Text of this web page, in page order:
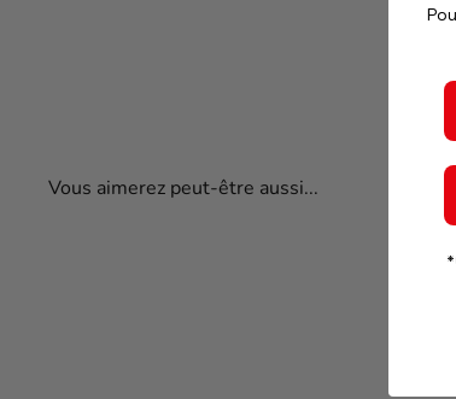
Vous aimerez peut-être aussi...